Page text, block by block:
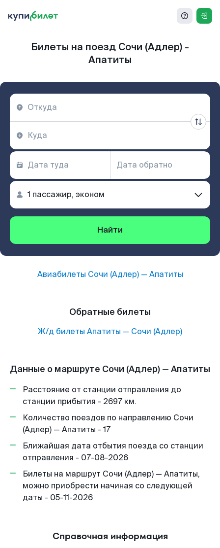
Билеты на поезд Сочи (Адлер) -
Апатиты
Найти
Авиабилеты Сочи (Адлер)— Апатиты
Обратные билеты
Ж/д билеты Апатиты — Сочи (Адлер)
Данные о маршруте Сочи (Адлер) — Апатиты
Расстояние от станции отправления до
станции прибытия - 2697 км.
Количество поездов по направлению Сочи
(Адлер) — Апатиты - 17
Ближайшая дата отбытия поезда со станции
отправления - 07-08-2026
Билеты на маршрут Сочи (Адлер) — Апатиты,
можно приобрести начиная со следующей
даты - 05-11-2026
Справочная информация